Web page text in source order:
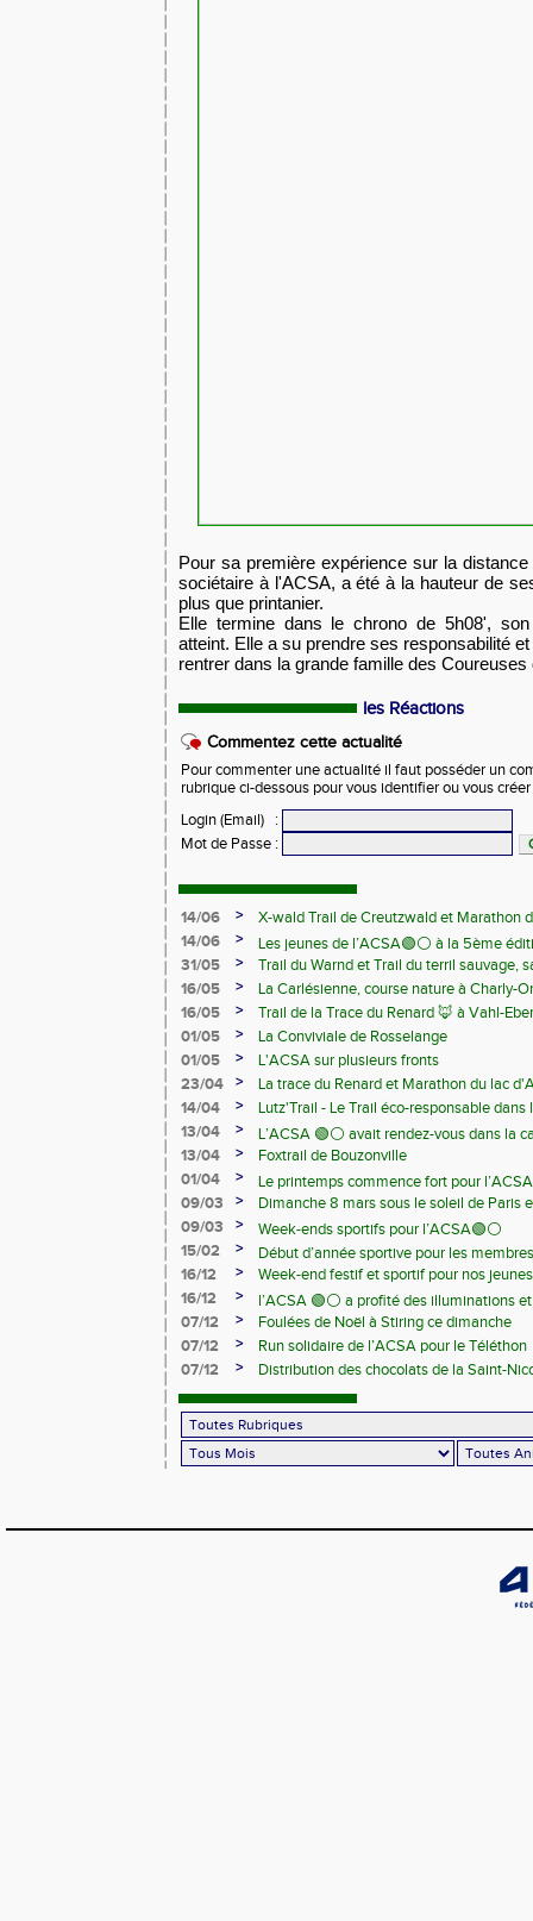
Pour sa première expérience sur la
sociétaire à l'ACSA, ​a été à la hauteur de
plus que printanier.
Elle termine dans le chrono de 5h08',
atteint. Elle a su prendre ses responsabilité
rentrer dans la grande famille des Coureuses
les Réactions
Commentez cette actualité
Pour commenter une actualité il faut posséder un
rubrique ci-dessous pour vous identifier ou vous
Login (Email)
:
Mot de Passe :
14/06 >
X-wald Trail de Creutzwald et Marathon
14/06
>
Les jeunes de l’ACSA🟢⚪️ à la 5ème
Samedi 13 juin
31/05 >
Trail du Warnd et Trail du terril sauvage,
16/05
>
La Carlésienne, course nature à Charly-
16/05
>
Trail de la Trace du Renard 🦊 à Vahl-
01/05
>
La Conviviale de Rosselange
01/05
>
L'ACSA sur plusieurs fronts
23/04
>
La trace du Renard et Marathon du lac
14/04
>
Lutz'Trail - Le Trail éco-responsable dans
13/04
>
L’ACSA 🟢⚪️ avait rendez-vous dans la
13/04
>
Foxtrail de Bouzonville
01/04
>
Le printemps commence fort pour
09/03
>
Dimanche 8 mars sous le soleil de Paris
09/03
>
Week-ends sportifs pour l’ACSA🟢⚪️
15/02
>
Début d’année sportive pour les
16/12
>
Week-end festif et sportif pour nos
16/12
>
l’ACSA 🟢⚪️ a profité des illuminations
07/12
>
Foulées de Noël à Stiring ce dimanche
07/12
>
Run solidaire de l’ACSA pour le Téléthon
07/12
> Distribution des chocolats de la Saint-